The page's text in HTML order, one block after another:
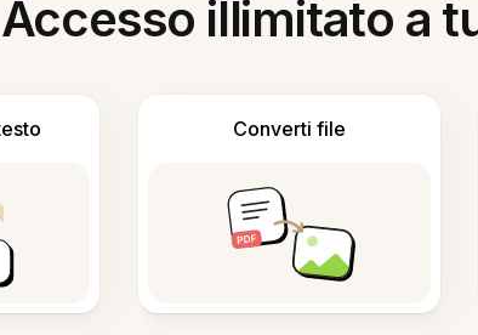
Accesso illimitato a
Converti file